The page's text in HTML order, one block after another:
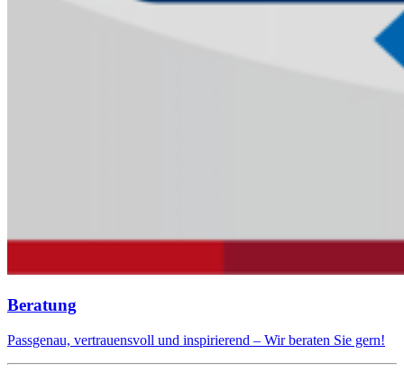
Beratung
Passgenau, vertrauensvoll und inspirierend – Wir beraten Sie gern!